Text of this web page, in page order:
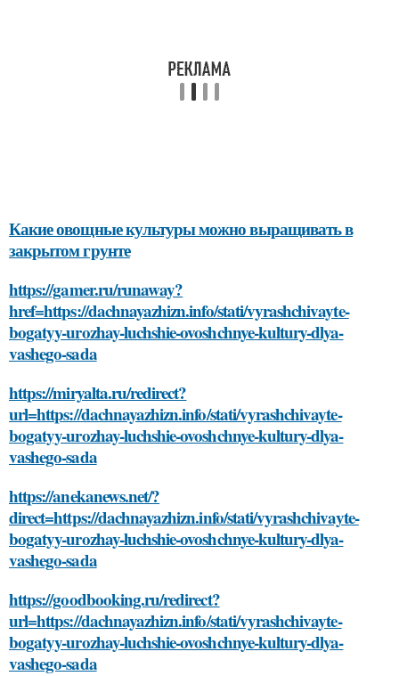
Какие овощные культуры можно выращивать в
закрытом грунте
https://gamer.ru/runaway?
href=https://dachnayazhizn.info/stati/vyrashchivayte-
bogatyy-urozhay-luchshie-ovoshchnye-kultury-dlya-
vashego-sada
https://miryalta.ru/redirect?
url=https://dachnayazhizn.info/stati/vyrashchivayte-
bogatyy-urozhay-luchshie-ovoshchnye-kultury-dlya-
vashego-sada
https://anekanews.net/?
direct=https://dachnayazhizn.info/stati/vyrashchivayte-
bogatyy-urozhay-luchshie-ovoshchnye-kultury-dlya-
vashego-sada
https://goodbooking.ru/redirect?
url=https://dachnayazhizn.info/stati/vyrashchivayte-
bogatyy-urozhay-luchshie-ovoshchnye-kultury-dlya-
vashego-sada